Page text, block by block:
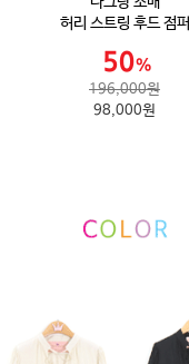
허리 스트링 후드 점퍼
196,000원
98,000원